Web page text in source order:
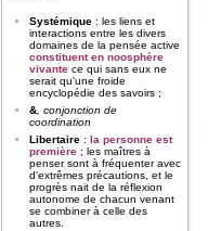
Systémique: les liens et
interactions entre les divers
domaines de la pensée active
constituent en noosphère
vivantece qui sans eux ne
serait qu'une froide
encyclopédie des savoirs ;
&, conjonction de
coordination
Libertaire: la personne est
première; les maîtres à
penser sont à fréquenter avec
d'extrêmes précautions, et le
progrès nait de la réflexion
autonome de chacun venant
se combiner à celle des
autres.